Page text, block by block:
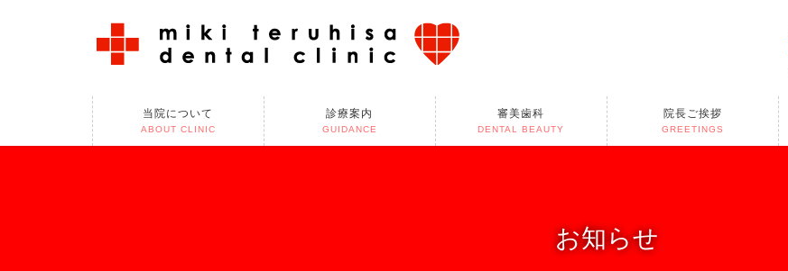
当院について
ABOUT CLINIC
診療案内
GUIDANCE
審美歯科
DENTAL BEAUTY
院長ご挨拶
GREETINGS
お知らせ